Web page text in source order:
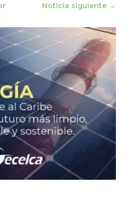
Noticia siguiente →